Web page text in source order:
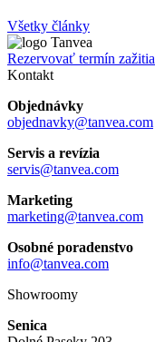
Všetky články
Rezervovať termín zažitia
Kontakt
Objednávky
objednavky@tanvea.com
Servis a revízia
servis@tanvea.com
Marketing
marketing@tanvea.com
Osobné poradenstvo
info@tanvea.com
Showroomy
Senica